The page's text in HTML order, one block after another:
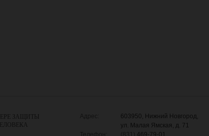
ЗАЩИТЫ
603950, Нижний Новгород,
ул. Малая Ямская, д. 71
469-79-01